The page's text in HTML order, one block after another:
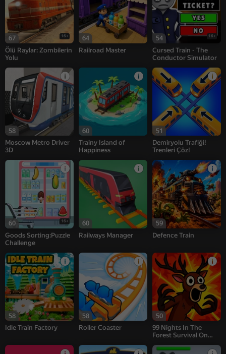
67 16+
Ölü Raylar: Zombilerin
Yolu
64
Railroad Master
54 16+
Cursed Train - The
Conductor Simulator
58
Moscow Metro Driver
3D
60
Trainy Island of
Happiness
51
Demiryolu Trafiği!
Trenleri Çöz!
60 16+
Goods Sorting:Puzzle
Challenge
60
Railways Manager
59
Defence Train
58
Idle Train Factory
58
Roller Coaster
50
99 Nights In The
Forest Survival On